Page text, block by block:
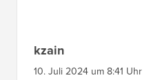
kzain
10. Juli 2024 um 8:41 Uhr